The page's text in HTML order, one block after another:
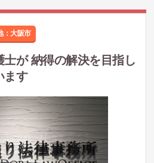
： 大阪市
が 納得の解決を目指し
ます